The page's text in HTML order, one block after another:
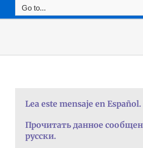
Go to...
Lea este mensaje en Español.
Прочитать данное
русски.